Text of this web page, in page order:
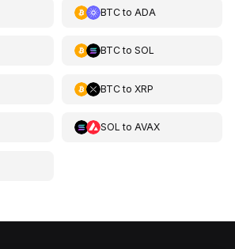
BTCto ADA
BTCto SOL
BTCto XRP
SOL to AVAX